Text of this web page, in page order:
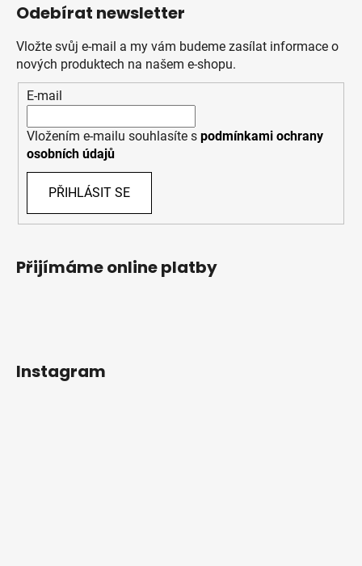
Odebírat newsletter
Vložte svůj e-mail a my vám budeme zasílat informace o
nových produktech na našem e-shopu.
E-mail
Vložením e-mailu souhlasíte s podmínkami ochrany
osobních údajů
PŘIHLÁSIT SE
Přijímáme online platby
Instagram